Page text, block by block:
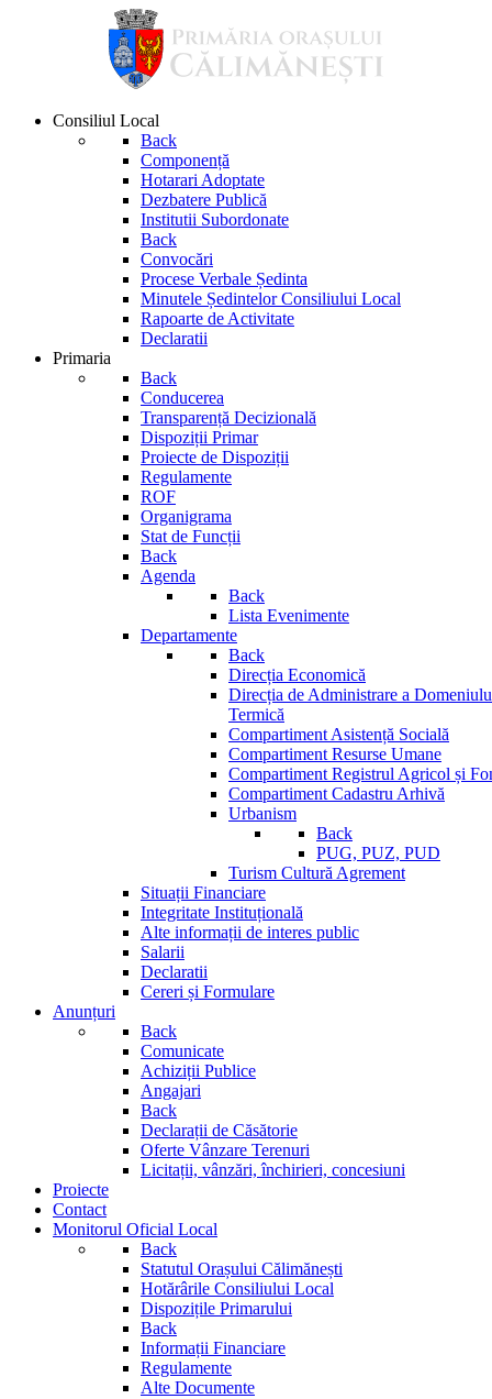
Consiliul Local
Back
Componență
Hotarari Adoptate
Dezbatere Publică
Institutii Subordonate
Back
Convocări
Procese Verbale Ședinta
Minutele Ședintelor Consiliului Local
Rapoarte de Activitate
Declaratii
Primaria
Back
Conducerea
Transparență Decizională
Dispoziții Primar
Proiecte de Dispoziții
Regulamente
ROF
Organigrama
Stat de Funcții
Back
Agenda
Back
Lista Evenimente
Departamente
Back
Direcția Economică
Direcția de Administrare a
Termică
Compartiment Asistență Socială
Compartiment Resurse Umane
Compartiment Registrul Agricol și
Compartiment Cadastru Arhivă
Urbanism
Back
PUG, PUZ, PUD
Turism Cultură Agrement
Situații Financiare
Integritate Instituțională
Alte informații de interes public
Salarii
Declaratii
Cereri și Formulare
Anunțuri
Back
Comunicate
Achiziții Publice
Angajari
Back
Declarații de Căsătorie
Oferte Vânzare Terenuri
Licitații, vânzări, închirieri, concesiuni
Proiecte
Contact
Monitorul Oficial Local
Back
Statutul Orașului Călimănești
Hotărârile Consiliului Local
Dispozițile Primarului
Back
Informații Financiare
Regulamente
Alte Documente